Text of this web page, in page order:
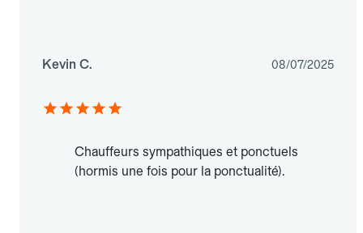
Kevin C. 08/07/2025
Chauffeurs sympathiques et ponctuels
(hormis une fois pour la ponctualité).